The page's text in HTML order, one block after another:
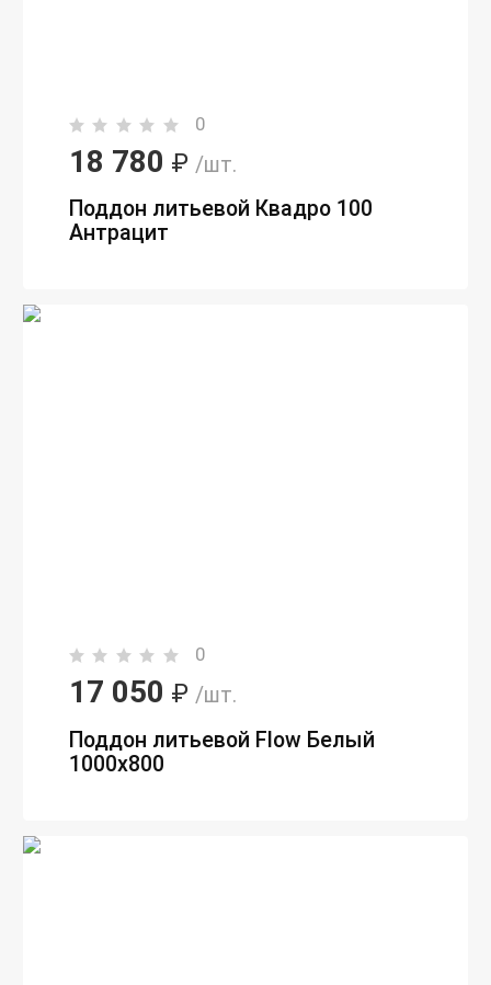
0
18 780 ₽ /шт.
Поддон литьевой Квадро 100
Антрацит
0
17 050 ₽ /шт.
Поддон литьевой Flow Белый
1000x800